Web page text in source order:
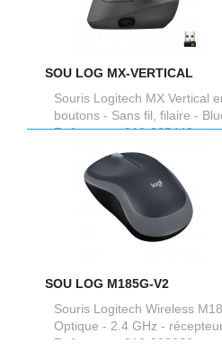
SOU LOG MX-VERTICAL
Souris Logitech MX Vertical
boutons - Sans fil, filaire -
Reference :910-005448
SOU LOG M185G-V2
Souris Logitech Wireless
Optique - 2.4 GHz -
Reference :
910-002238